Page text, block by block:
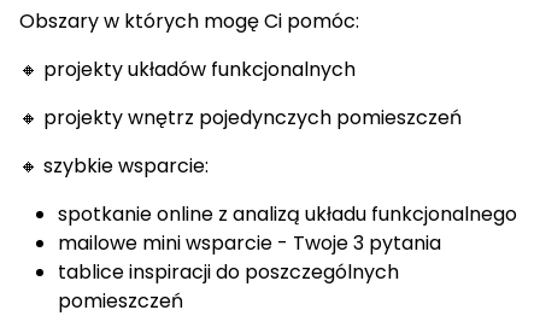
Obszary w których mogę Ci pomóc:
🔸 projekty układów funkcjonalnych
🔸 projekty wnętrz pojedynczych pomieszczeń
🔸 szybkie wsparcie:
spotkanie online z analizą układu funkcjonalnego
mailowe mini wsparcie - Twoje 3 pytania
tablice inspiracji do poszczególnych
pomieszczeń